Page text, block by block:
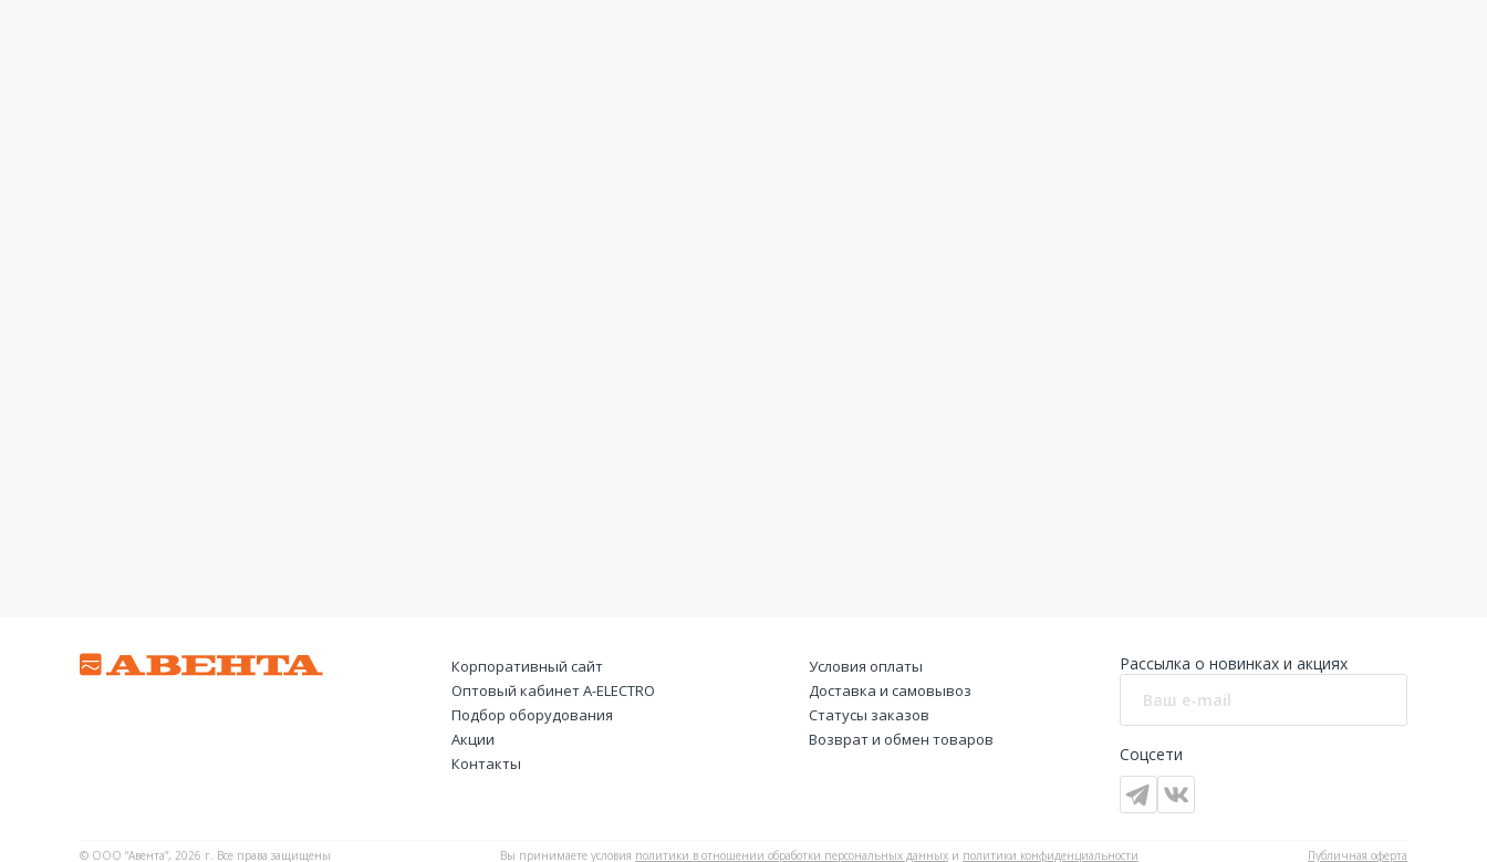
Корпоративный сайт
Оптовый кабинет А-ELECTRO
Подбор оборудования
Акции
Контакты
Условия оплаты
Доставка и самовывоз
Статусы заказов
Возврат и обмен товаров
Рассылка о новинках и акциях
Соцсети
© ООО “Авента”, 2026 г. Все права защищены Вы принимаете условия политики в отношении обработки персональных данных и политики конфиденциальности Публичная оферта